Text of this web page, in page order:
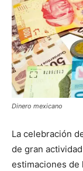
Dinero mexicano
La celebración
de gran
estimaciones de